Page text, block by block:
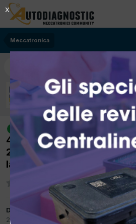
Meccatronica
risolto
[Fiat 600 01/2002
40Kw Benzina] FIAT 600
2002 errore po300 po302
la macchina strattona
Da incardona
21 Giugno 2015 inMeccatronica
X